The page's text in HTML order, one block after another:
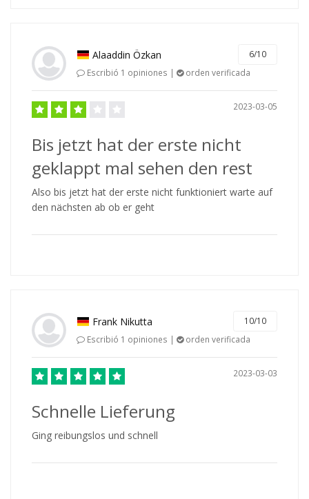
Alaaddin Özkan
6/10
Escribió 1 opiniones |
orden verificada
2023-03-05
Bis jetzt hat der erste nicht
geklappt mal sehen den rest
Also bis jetzt hat der erste nicht funktioniert warte auf
den nächsten ab ob er geht
Frank Nikutta
10/10
Escribió 1 opiniones |
orden verificada
2023-03-03
Schnelle Lieferung
Ging reibungslos und schnell